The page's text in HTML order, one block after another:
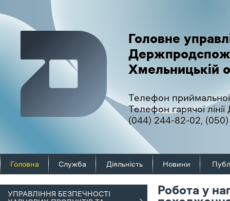
Головне
Хмельницькій
Телефон
Телефон гарячої
(044) 244-82-02,
Головна Служба Діяльність Новини
УПРАВЛІННЯ БЕЗПЕЧНОСТІ
Робота у